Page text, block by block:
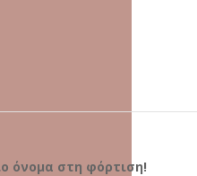
όνομα στη φόρτιση!